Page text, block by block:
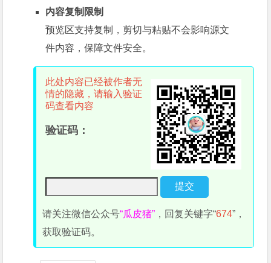
内容复制限制
预览区支持复制，剪切与粘贴不会影响源文
件内容，保障文件安全。
此处内容已经被作者无
情的隐藏，请输入验证
码查看内容
验证码：
请关注微信公众号“瓜皮猪” ，回复关键字“674”，
获取验证码。